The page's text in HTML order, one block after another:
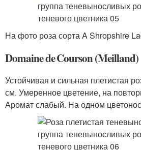
На фото роза сорта A Shropshire
Domaine de Courson (Meilland)
Устойчивая и сильная плетистая
см. Умеренное цветение, на
Аромат слабый. На одном